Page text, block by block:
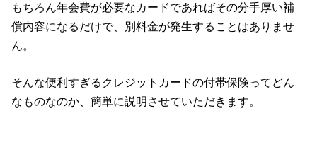
もちろん年会費が必要なカードであればその分手厚い補
償内容になるだけで、別料金が発生することはありませ
ん。
そんな便利すぎるクレジットカードの付帯保険ってどん
なものなのか、簡単に説明させていただきます。